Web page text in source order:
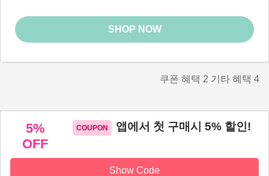
SHOP NOW
쿠폰 혜택 2 기타 혜택 4
5%
OFF
앱에서 첫 구매시 5% 할인!
Show Code